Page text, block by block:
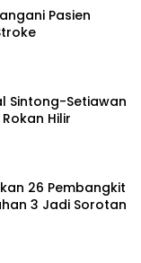
Pasien
Sintong-Setiawan
Hilir
26 Pembangkit
3 Jadi Sorotan